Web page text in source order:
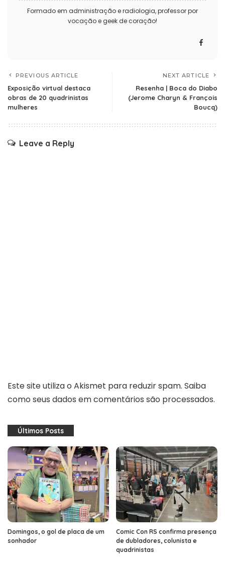
Formado em administração e radiologia, professor por
vocação e geek de coração!
PREVIOUS ARTICLE
Exposição virtual destaca
obras de 20 quadrinistas
mulheres
NEXT ARTICLE
Resenha | Boca do Diabo
(Jerome Charyn & François
Boucq)
Leave a Reply
Este site utiliza o Akismet para reduzir spam. Saiba
como seus dados em comentários são processados.
Últimos Posts
Domingos, o gol de placa de um
sonhador
Comic Con RS confirma presença
de dubladores, colunista e
quadrinistas